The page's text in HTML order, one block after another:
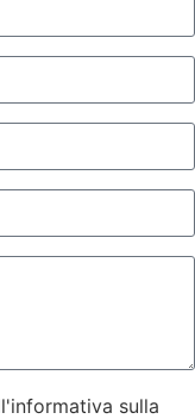
sulla